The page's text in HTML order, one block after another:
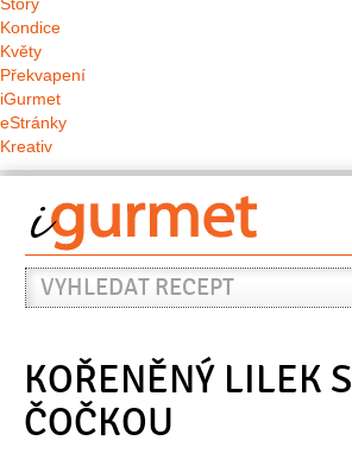
Kondice
Květy
Překvapení
iGurmet
eStránky
Kreativ
Vyhledat
recept
KOŘENĚNÝ LILEK S
ČOČKOU